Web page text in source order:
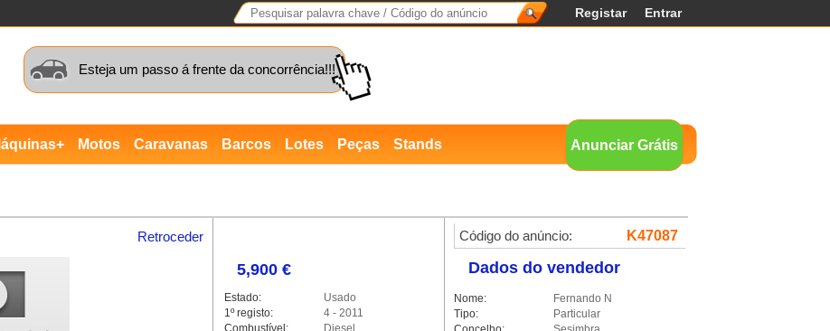
Entrar
Registar
Esteja um passo á frente da concorrência!!!
Anunciar Grátis
Motos Caravanas Barcos Lotes Peças Stands
Retroceder
5,900 €
Estado:
Usado
1º registo:
4 - 2011
Combustível:
Diesel
K47087
Código do anúncio:
Dados do vendedor
Nome:
Fernando N
Tipo:
Particular